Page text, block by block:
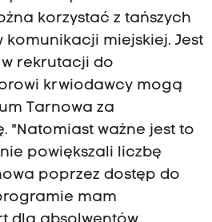
korzystać z tańszych
komunikacji miejskiej. Jest
rekrutacji do
krwiodawcy mogą
Tarnowa za
"Natomiast ważne jest to
powiększali liczbę
poprzez dostęp do
mam